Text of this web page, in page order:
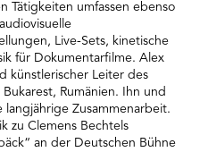
Tätigkeiten umfassen ebenso
Live-Sets, kinetische
für Dokumentarfilme. Alex
künstlerischer Leiter des
Rumänien. Ihn und
Zusammenarbeit.
zu Clemens Bechtels
an der Deutschen Bühne